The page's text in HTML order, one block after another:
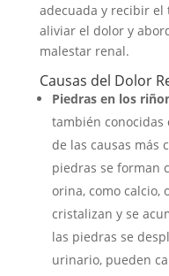
adecuada y recibir
aliviar el dolor y
malestar renal.
Causas del Dolor
Piedras en los
también conocidas
de las causas más
piedras se forman
orina, como calcio,
cristalizan y se
las piedras se
urinario, pueden